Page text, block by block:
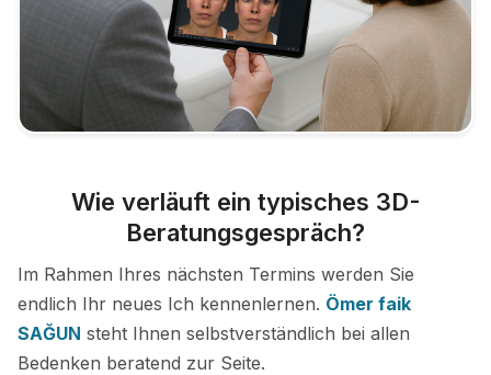
Wie verläuft ein typisches 3D-
Beratungsgespräch?
Im Rahmen Ihres nächsten Termins werden Sie
endlich Ihr neues Ich kennenlernen. Ömer faik
SAĞUN steht Ihnen selbstverständlich bei allen
Bedenken beratend zur Seite.